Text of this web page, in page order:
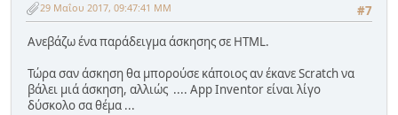
#7
29 Μαΐου 2017, 09:47:41 ΜΜ
Ανεβάζω ένα παράδειγμα άσκησης σε HTML.
Τώρα σαν άσκηση θα μπορούσε κάποιος αν έκανε Scratch να
βάλει μιά άσκηση, αλλιώς .... App Inventor είναι λίγο
δύσκολο σα θέμα ...